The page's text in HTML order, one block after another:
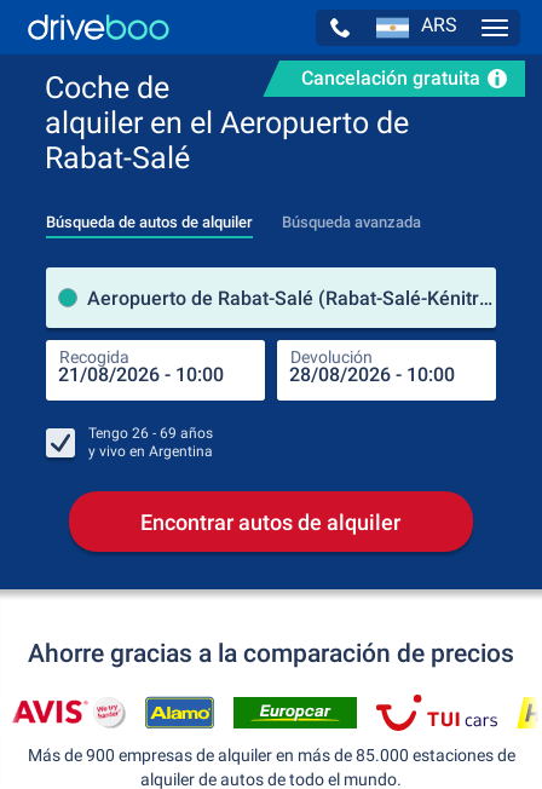
ARS
Cancelación gratuita
Coche de
alquiler en el Aeropuerto de
Rabat-Salé
Búsqueda de autos de alquiler Búsqueda avanzada
Aeropuerto de Rabat-Salé (Rabat-Salé-Kénitra / Marruecos)
Recogida Devolución
Tengo 26 - 69 años
y vivo en Argentina
Encontrar autos de alquiler
Ahorre gracias a la comparación de precios
Más de 900 empresas de alquiler en más de 85.000 estaciones de
alquiler de autos de todo el mundo.